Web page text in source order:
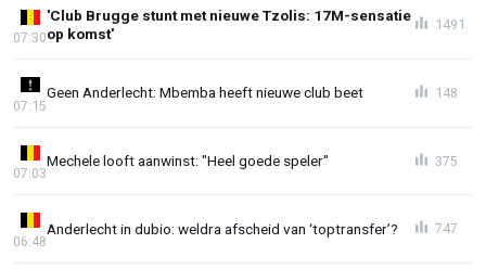
'Club Brugge stunt met nieuwe Tzolis: 17M-sensatie
op komst'
07:30
1491
Geen Anderlecht: Mbemba heeft nieuwe club beet
07:15
148
Mechele looft aanwinst: "Heel goede speler"
07:03
375
Anderlecht in dubio: weldra afscheid van ‘toptransfer’?
06:48
747